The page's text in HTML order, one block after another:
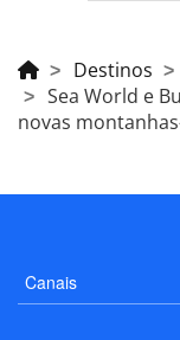
Destinos
Sea World e
novas
Canais